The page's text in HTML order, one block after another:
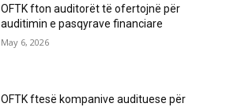
OFTK fton auditorët të ofertojnë për
auditimin e pasqyrave financiare
May 6, 2026
OFTK ftesë kompanive audituese për